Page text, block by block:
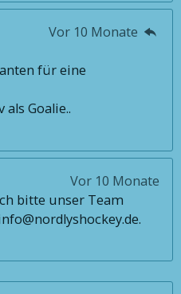
Vor 10 Monate
für eine
Goalie..
Vor 10 Monate
bitte unser Team